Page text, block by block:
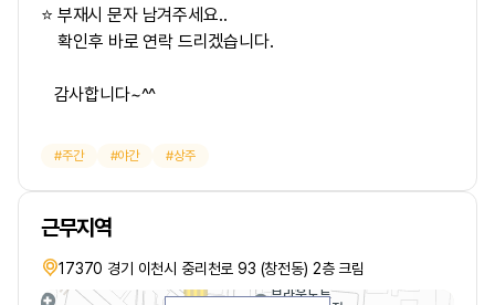
⭐ 부재시 문자 남겨주세요..
확인후 바로 연락 드리겠습니다.
감사합니다~^^
주간 야간 상주
근무지역
17370 경기 이천시 중리천로 93 (창전동) 2층 크림